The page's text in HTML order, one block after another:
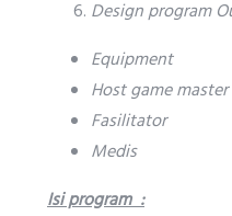
Design program
Equipment
Host game master
Fasilitator
Medis
Isi program :